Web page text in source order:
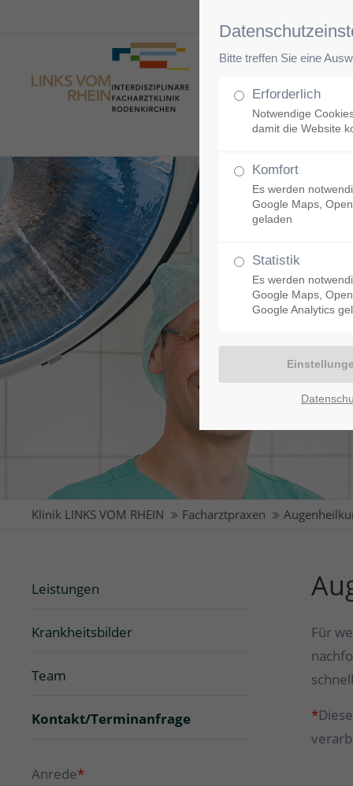
Klinik LINKS VOM RHEIN Facharztpraxen
Leistungen
Krankheitsbilder
Team
Kontakt/Terminanfrage
Für
*
Anrede*
Bitte treffen Sie eine
Erforderlich
Notwendige
damit die Website
Komfort
Es werden
Google Maps,
geladen
Statistik
Es werden
Google Maps,
Google Analytics